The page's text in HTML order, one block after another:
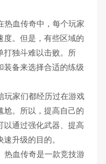
热血传奇中，每个玩家
度。但是，有些区域的
打独斗难以击败。所
装备来选择合适的练级
玩家们都经历过在游戏
尬。所以，提高自己的
以通过强化武器、提高
升级的目的。
热血传奇是一款竞技游